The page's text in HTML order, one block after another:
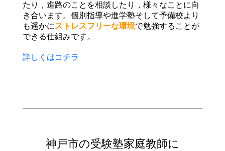
たり，進路のことを相談したり，様々なことに向
き合います。個別指導や進学塾そして予備校より
も遥かに ストレスフリーな環境で勉強することが
できる仕組みです。
詳しくはコチラ
神戸市の受験塾家庭教師に